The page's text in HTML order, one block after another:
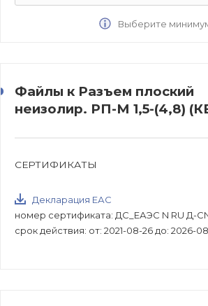
Выберите
Файлы к Разъем плоский
неизолир. РП-М 1,5-(4,8)
СЕРТИФИКАТЫ
Декларация ЕАС
номер сертификата: ДС_ЕАЭС N RU Д-
срок действия: от: 2021-08-26 до: 2026-